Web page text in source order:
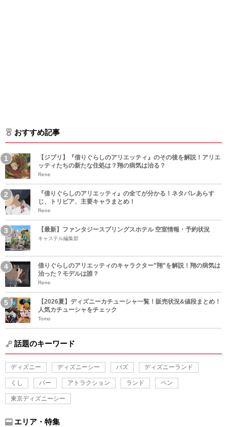
おすすめ記事
【ジブリ】『借りぐらしのアリエッティ』のその後を解説！アリエ
ッティたちの新たな住処は？翔の病気は治る？
Rene
『借りぐらしのアリエッティ』の全てが分かる！ネタバレあらす
じ、トリビア、主要キャラまとめ！
Rene
【最新】ファンタジースプリングスホテル 空室情報・予約状況
キャステル編集部
借りぐらしのアリエッティのキャラクター”翔”を解説！翔の病気は
治った？モデルは誰？
Rene
【2026夏】ディズニーカチューシャ一覧！販売状況&値段まとめ！
人気カチューシャをチェック
Tomo
話題のキーワード
ディズニー ディズニーシー バズ ディズニーランド
くし バー アトラクション ランド ペン
東京ディズニーシー
エリア・特集